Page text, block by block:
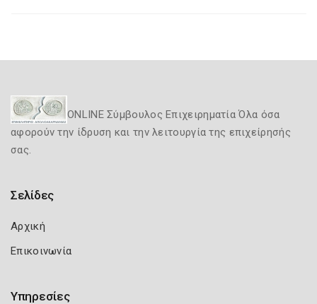
ONLINE Σύμβουλος Επιχειρηματία Όλα όσα
αφορούν την ίδρυση και την λειτουργία της επιχείρησής
σας.
Σελίδες
Αρχική
Επικοινωνία
Υπηρεσίες